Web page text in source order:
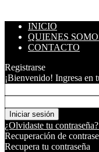
INICIO
QUIENES
CONTACTO
Registrarse
¡Bienvenido! Ingresa en
¿Olvidaste tu
Recuperación de
Recupera tu contraseña